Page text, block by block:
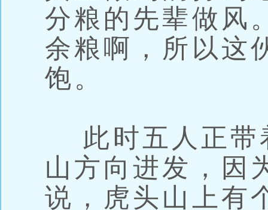
分粮的先辈做风
余粮啊，所以这
饱。
此时五人正带
山方向进发，因
说，虎头山上有